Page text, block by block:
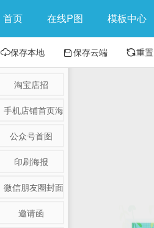
首页 在线P图 模板中心
保存本地 保存云端 重置
淘宝店招
手机店铺首页海报
公众号首图
印刷海报
微信朋友圈封面
邀请函